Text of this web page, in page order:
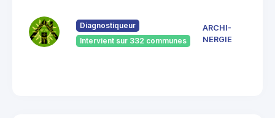
Diagnostiqueur
Intervient sur 332 communes
ARCHI-
NERGIE